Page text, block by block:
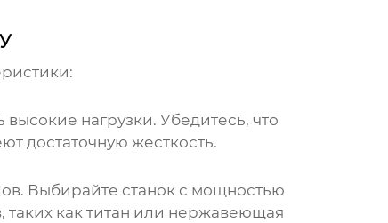
нагрузки. Убедитесь, что
достаточную жесткость.
Выбирайте станок с мощностью
как титан или нержавеющая